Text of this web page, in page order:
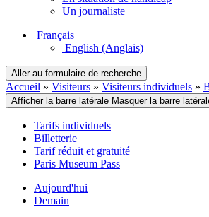
Un journaliste
Français
English (Anglais)
Aller au formulaire de recherche
Accueil » Visiteurs » Visiteurs individuels »
Afficher la barre latérale Masquer la barre
Tarifs individuels
Billetterie
Tarif réduit et gratuité
Paris Museum Pass
Aujourd'hui
Demain